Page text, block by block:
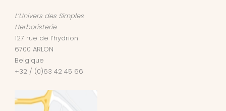
L’Univers des Simples
Herboristerie
127 rue de l’hydrion
6700 ARLON
Belgique
+32 / (0)63 42 45 66